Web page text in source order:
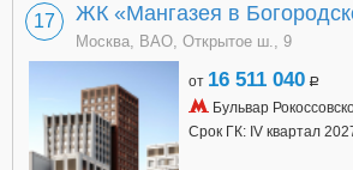
17 ЖК «Мангазея в
Москва, ВАО, Открытое ш., 9
от 16 511 040 a
Бульвар
Срок ГК: IV квартал